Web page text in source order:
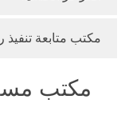
مكتب متابعة تنفيذ
مكتب